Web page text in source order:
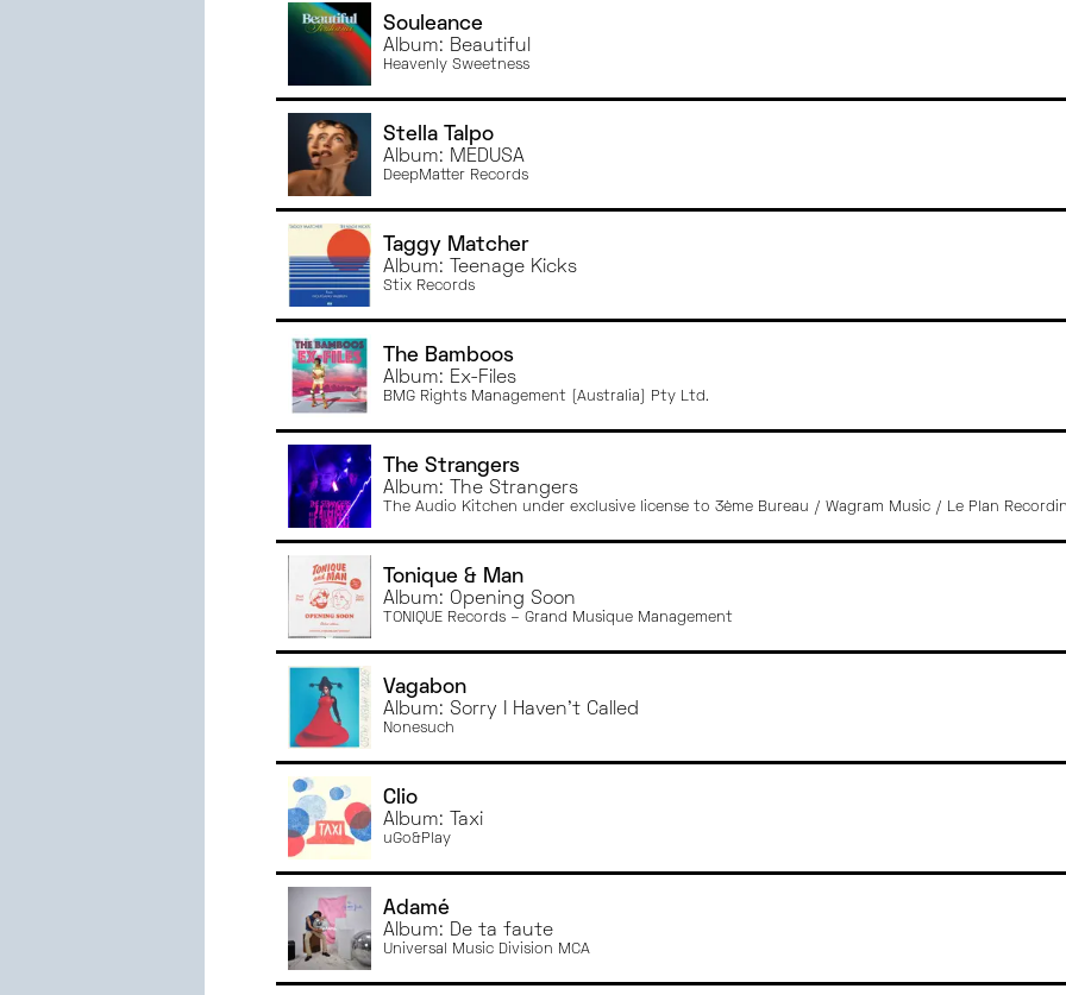
Souleance
Album: Beautiful
Heavenly Sweetness
Stella Talpo
Album: MEDUSA
DeepMatter Records
Taggy Matcher
Album: Teenage Kicks
Stix Records
The Bamboos
Album: Ex-Files
BMG Rights Management (Australia) Pty Ltd.
The Strangers
Album: The Strangers
The Audio Kitchen under exclusive license to 3ème Bureau / Wagram Music / Le Plan
Tonique & Man
Album: Opening Soon
TONIQUE Records – Grand Musique Management
Vagabon
Album: Sorry I Haven't Called
Nonesuch
Clio
Album: Taxi
uGo&Play
Adamé
Album: De ta faute
Universal Music Division MCA